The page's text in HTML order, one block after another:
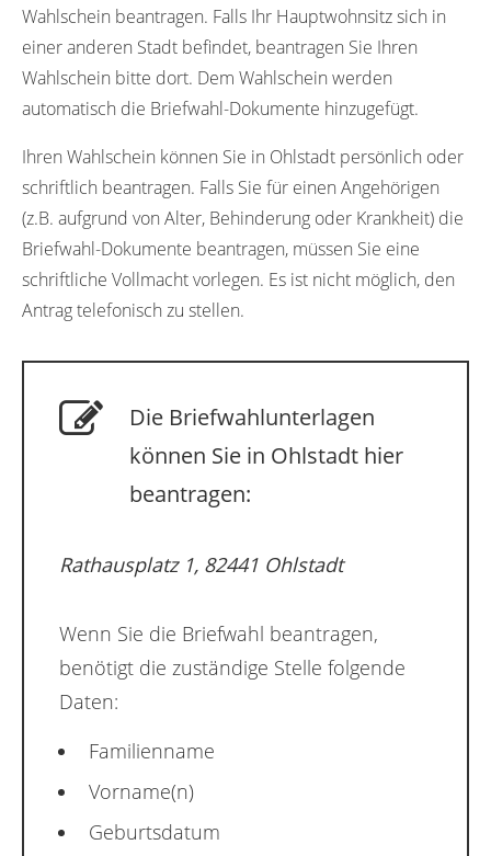
Wahlschein beantragen. Falls Ihr Hauptwohnsitz sich in
einer anderen Stadt befindet, beantragen Sie Ihren
Wahlschein bitte dort. Dem Wahlschein werden
automatisch die Briefwahl-Dokumente hinzugefügt.
Ihren Wahlschein können Sie in Ohlstadt persönlich oder
schriftlich beantragen. Falls Sie für einen Angehörigen
(z.B. aufgrund von Alter, Behinderung oder Krankheit) die
Briefwahl-Dokumente beantragen, müssen Sie eine
schriftliche Vollmacht vorlegen. Es ist nicht möglich, den
Antrag telefonisch zu stellen.
Die Briefwahlunterlagen
können Sie in Ohlstadt hier
beantragen:
Rathausplatz 1, 82441 Ohlstadt
Wenn Sie die Briefwahl beantragen,
benötigt die zuständige Stelle folgende
Daten:
Familienname
Vorname(n)
Geburtsdatum